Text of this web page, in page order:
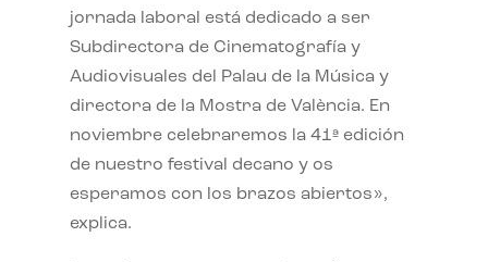
jornada laboral está dedicado a ser
Subdirectora de Cinematografía y
Audiovisuales del Palau de la Música y
directora de la Mostra de València. En
noviembre celebraremos la 41ª edición
de nuestro festival decano y os
esperamos con los brazos abiertos»,
explica.